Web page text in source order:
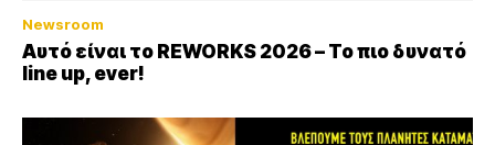
Newsroom
Αυτό είναι το REWORKS 2026 – Το πιο δυνατό
line up, ever!